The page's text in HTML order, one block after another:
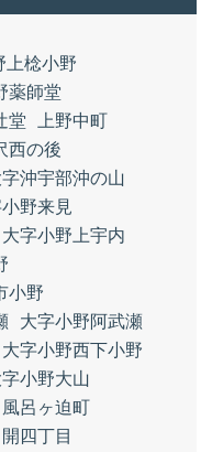
上棯小野
薬師堂
堂
上野中町
西の後
沖宇部沖の山
野来見
大字小野上宇内
小野
大字小野阿武瀬
大字小野西下小野
小野大山
風呂ヶ迫町
開四丁目